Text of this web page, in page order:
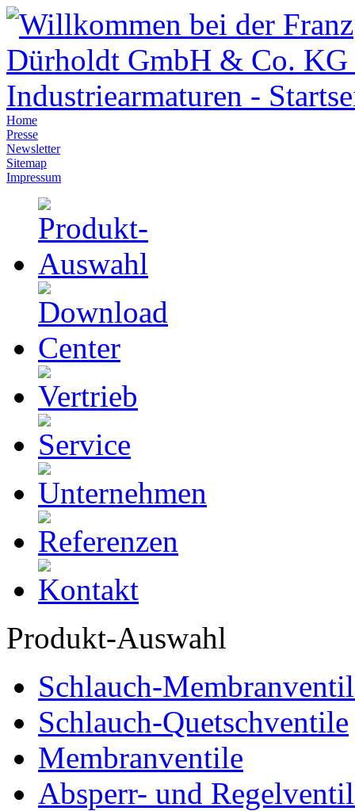
Home
Presse
Newsletter
Sitemap
Impressum
Produkt-Auswahl
Schlauch-
Schlauch-Quetschventile
Membranventile
Absperr- und